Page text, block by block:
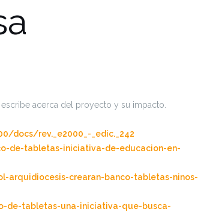
acerca del proyecto y su impacto.
docs/rev._e2000_-_edic._242
de-tabletas-iniciativa-de-educacion-en-
arquidiocesis-crearan-banco-tabletas-ninos-
de-tabletas-una-iniciativa-que-busca-